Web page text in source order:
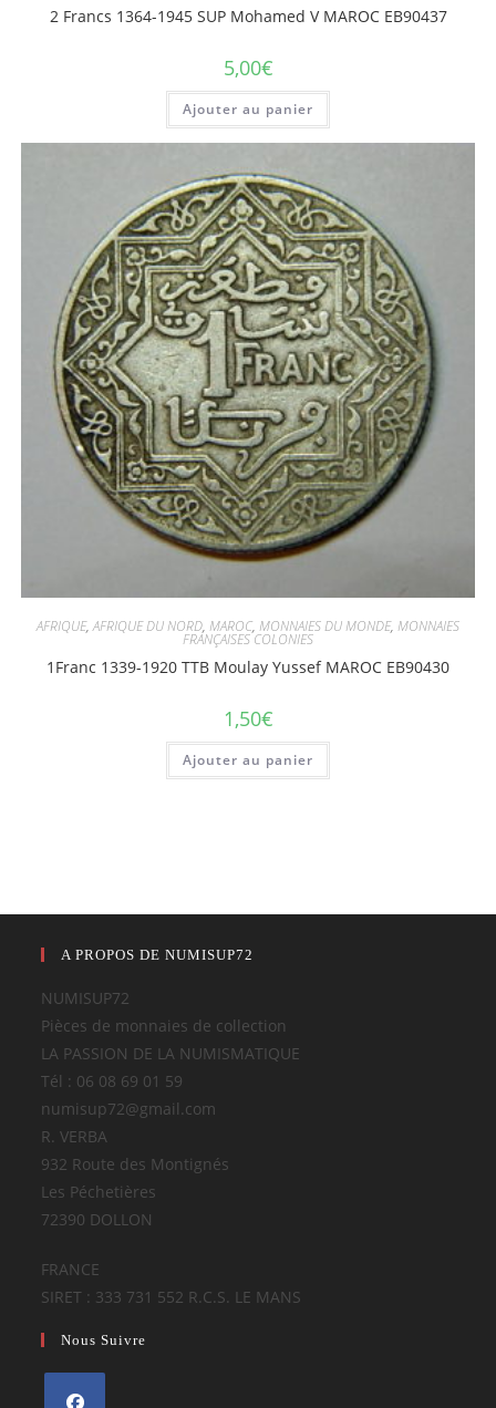
2 Francs 1364-1945 SUP Mohamed V MAROC EB90437
5,00€
Ajouter au panier
AFRIQUE,AFRIQUE DU NORD, MAROC, MONNAIES DU MONDE, MONNAIES
FRANÇAISES COLONIES
1Franc 1339-1920 TTB Moulay Yussef MAROC EB90430
1,50€
Ajouter au panier
A PROPOS DE NUMISUP72
NUMISUP72
Pièces de monnaies de collection
LA PASSION DE LA NUMISMATIQUE
Tél : 06 08 69 01 59
numisup72@gmail.com
R. VERBA
932 Route des Montignés
Les Péchetières
72390 DOLLON
FRANCE
SIRET : 333 731 552 R.C.S. LE MANS
Nous Suivre